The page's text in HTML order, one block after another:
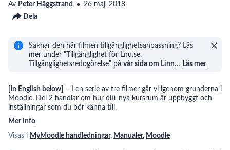
Av Peter Häggstrand
26 maj, 2018
Dela
Saknar den här filmen tillgänglighetsanpassning? Läs
mer under "Tillgänglighet för Lnu.se,
Tillgänglighetsredogörelse" på vår sida om Linn… Läs mer
[In English below]
– I en serie av tre filmer går vi igenom grunderna i
Moodle. Del 2 handlar om hur ditt nya kursrum är uppbyggt och
inställningar som du bör känna till.
Mer Info
Visas i MyMoodle handledningar, Manualer, Moodle